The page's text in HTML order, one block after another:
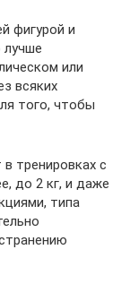
фигурой и
лучше
или
всяких
того, чтобы
тренировках с
до 2 кг, и даже
типа